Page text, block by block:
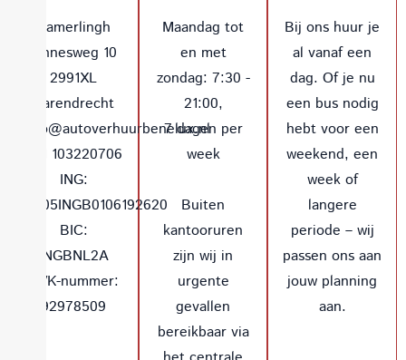
Kamerlingh
Onnesweg 10
2991XL
Barendrecht
info@autoverhuurbenelux.nl
+31 103220706
ING:
NL05INGB0106192620
BIC:
INGBNL2A
KVK-nummer:
92978509
Maandag tot
en met
zondag: 7:30 -
21:00,
7 dagen per
week
Buiten
kantooruren
zijn wij in
urgente
gevallen
bereikbaar via
Bij ons huur je
al vanaf een
dag. Of je nu
een bus nodig
hebt voor een
weekend, een
week of
langere
periode – wij
passen ons aan
jouw planning
aan.